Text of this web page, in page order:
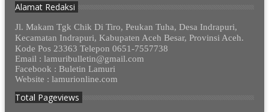
Alamat Redaksi
Jl. Makam Tgk Chik Di Tiro, Peukan Tuha, Desa Indrapuri,
Kecamatan Indrapuri, Kabupaten Aceh Besar, Provinsi Aceh.
Kode Pos 23363 Telepon 0651-7557738
Email : lamuribulletin@gmail.com
Facebook : Buletin Lamuri
Website : lamurionline.com
Total Pageviews